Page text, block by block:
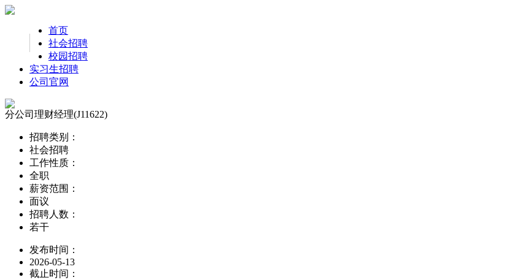
首页
社会招聘
校园招聘
实习生招聘
公司官网
分公司理财经理(J11622)
招聘类别：
社会招聘
工作性质：
全职
薪资范围：
面议
招聘人数：
若干
发布时间：
2026-05-13
截止时间：